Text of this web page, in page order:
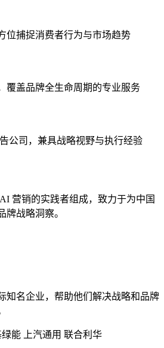
位捕捉消费者行为与市场趋势
覆盖品牌全生命周期的专业服务
公司，兼具战略视野与执行经验
营销的实践者组成，致力于为中国
牌战略洞察。
知名企业，帮助他们解决战略和品牌
绿能 上汽通用 联合利华